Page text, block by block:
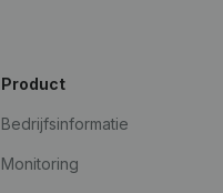
Product
Bedrijfsinformatie
Monitoring